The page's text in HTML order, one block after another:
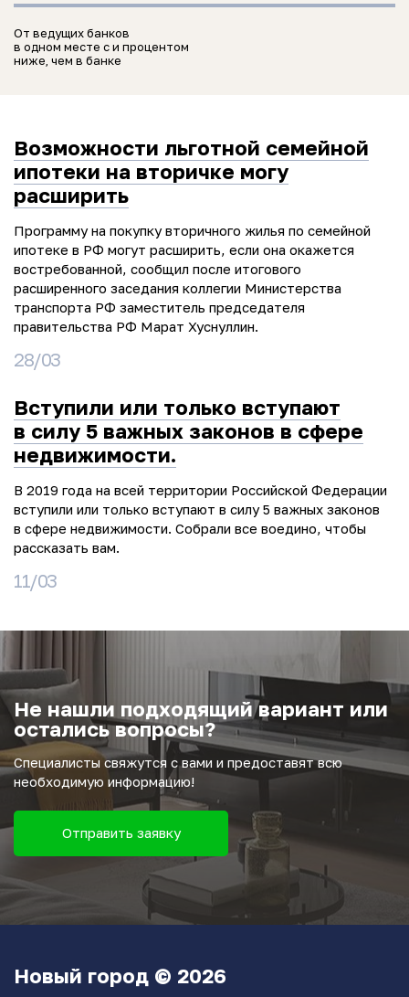
От ведущих банков
в одном месте с и процентом
ниже, чем в банке
Возможности льготной семейной
ипотеки на вторичке могу
расширить
Программу на покупку вторичного жилья по семейной
ипотеке в РФ могут расширить, если она окажется
востребованной, сообщил после итогового
расширенного заседания коллегии Министерства
транспорта РФ заместитель председателя
правительства РФ Марат Хуснуллин.
28/03
Вступили или только вступают
в силу 5 важных законов в сфере
недвижимости.
В 2019 года на всей территории Российской Федерации
вступили или только вступают в силу 5 важных законов
в сфере недвижимости. Собрали все воедино, чтобы
рассказать вам.
11/03
Не нашли подходящий вариант или
остались вопросы?
Специалисты свяжутся с вами и предоставят всю
необходимую информацию!
Отправить заявку
Новый город © 2026